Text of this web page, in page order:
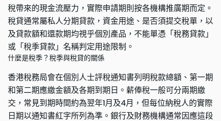
稅帶來的現金流壓力，實際申請期則按各機構推廣期而定。
稅貸通常屬私人分期貸款，資金用途、是否須提交稅單，以
及貸款額和還款期均視乎個別產品，不能單憑「稅務貸款」
或「稅季貸款」名稱判定用途限制。
什麼是稅季？稅季與稅貸的關係
香港稅務局會在個別人士評稅通知書列明稅款總額、第一期
和第二期應繳金額及各期到期日。薪俸稅一般可分兩期繳
交，常見到期時間約為翌年1月及4月，但每位納稅人的實際
日期以通知書紅字所列為準。銀行及財務機構通常因應這段